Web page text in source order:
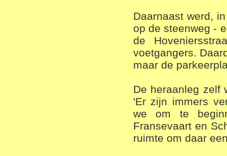
Daarnaast werd,
op de steenweg -
de
voetgangers.
maar de
De heraanleg zelf
'Er zijn immers
we om te
Fransevaart en
ruimte om daar